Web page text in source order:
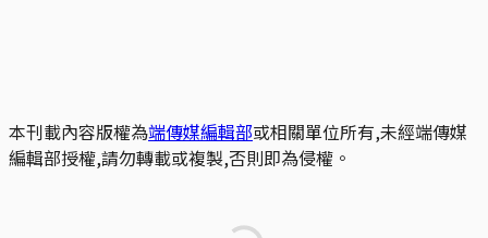
本刊載內容版權為端傳媒編輯部或相關單位所有,未經端傳媒
編輯部授權,請勿轉載或複製,否則即為侵權。